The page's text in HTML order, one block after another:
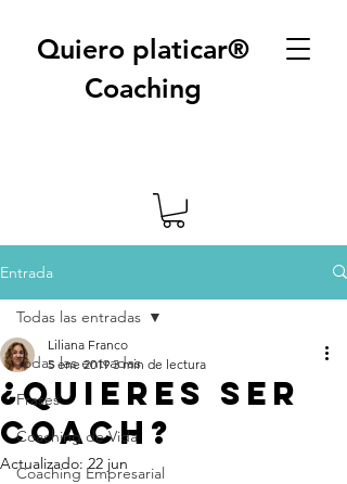
Quiero platicar®
Coaching
Entrada
Todas las entradas
Frases
Coaching de Vida
Coaching Empresarial
Todas las entradas
¿Quieres ser
coach?
Liliana Franco
5 ene 2019 3 min de lectura
Actualizado:22 jun